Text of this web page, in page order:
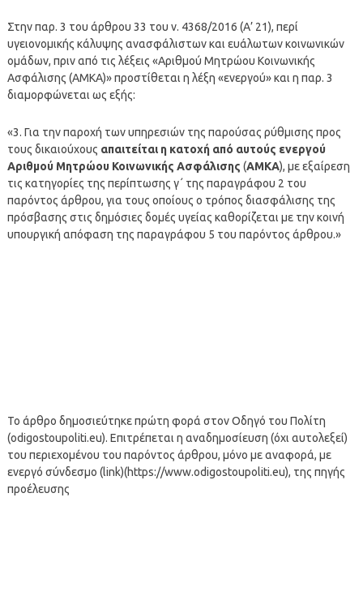
Στην παρ. 3 του άρθρου 33 του ν. 4368/2016 (Α’ 21), περί
υγειονομικής κάλυψης ανασφάλιστων και ευάλωτων κοινωνικών
ομάδων, πριν από τις λέξεις «Αριθμού Μητρώου Κοινωνικής
Ασφάλισης (ΑΜΚΑ)» προστίθεται η λέξη «ενεργού» και η παρ. 3
διαμορφώνεται ως εξής:
«3. Για την παροχή των υπηρεσιών της παρούσας ρύθμισης προς
τους δικαιούχους απαιτείται η κατοχή από αυτούς ενεργού
Αριθμού Μητρώου Κοινωνικής Ασφάλισης (ΑΜΚΑ), με εξαίρεση
τις κατηγορίες της περίπτωσης γ΄ της παραγράφου 2 του
παρόντος άρθρου, για τους οποίους ο τρόπος διασφάλισης της
πρόσβασης στις δημόσιες δομές υγείας καθορίζεται με την κοινή
υπουργική απόφαση της παραγράφου 5 του παρόντος άρθρου.»
Το άρθρο δημοσιεύτηκε πρώτη φορά στον Οδηγό του Πολίτη
(odigostoupoliti.eu). Επιτρέπεται η αναδημοσίευση (όχι αυτολεξεί)
του περιεχομένου του παρόντος άρθρου, μόνο με αναφορά, με
ενεργό σύνδεσμο (link)(https://www.odigostoupoliti.eu), της πηγής
προέλευσης